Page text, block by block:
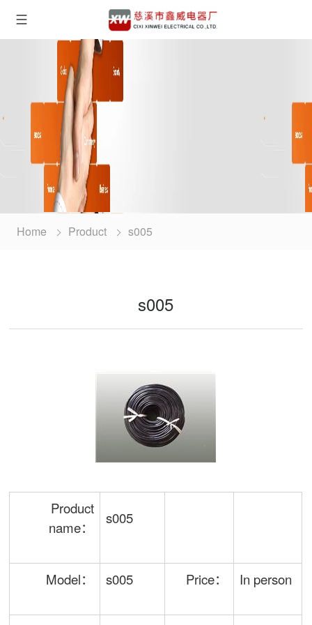
Home Product s005
s005
Product
name：
s005
Model： s005 Price： In person